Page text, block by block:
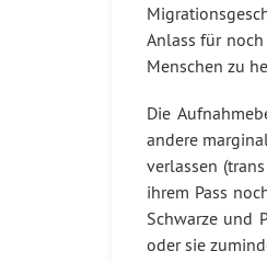
Anlass für
Menschen zu
Die
andere
verlassen
ihrem Pass
Schwarze und
oder sie